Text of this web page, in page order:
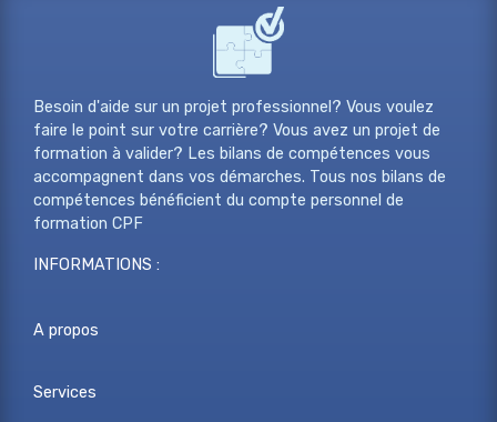
Besoin d'aide sur un projet professionnel? Vous voulez
faire le point sur votre carrière? Vous avez un projet de
formation à valider? Les bilans de compétences vous
accompagnent dans vos démarches. Tous nos bilans de
compétences bénéficient du compte personnel de
formation CPF
INFORMATIONS :
A propos
Services